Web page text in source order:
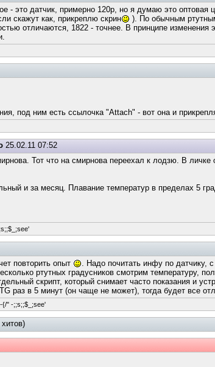
- это датчик, примерно 120р, но я думаю это
скажут как, прикреплю скрин
). По обычным
отличаются, 1822 - точнее. В принципе изменения
под ним есть ссылочка "Attach" - вот она и
25.02.11 07:52
Тот что на смирнова переехал к лодзю. В
и за месяц. Плавание температур в пределах 5
повторить опыт
. Надо почитать инфу по датчику,
ртутных градусников смотрим температуру,
скрипт, который снимает часто показания и
раз в 5 минут (он чаще не может), тогда будет все
{/" -;;s;;$_;see'